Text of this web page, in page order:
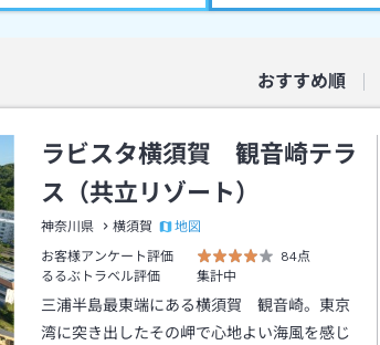
おすすめ順
ラビスタ横須賀 観音崎テラ
ス（共立リゾート）
神奈川県 横須賀
地図
お客様アンケート評価
84点
るるぶトラベル評価
集計中
三浦半島最東端にある横須賀 観音崎。東京
湾に突き出したその岬で心地よい海風を感じ